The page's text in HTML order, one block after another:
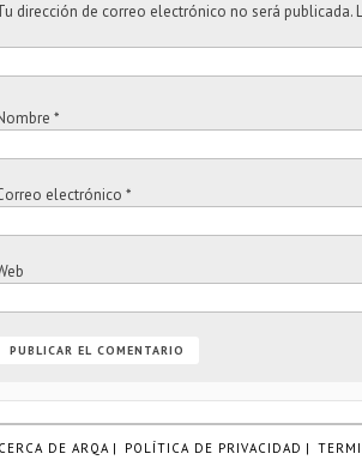
dirección de correo electrónico no será publicada.
*
electrónico *
DE ARQA | POLÍTICA DE PRIVACIDAD |